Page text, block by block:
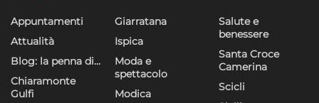
Appuntamenti
Attualità
Blog: la penna di…
Chiaramonte
Gulfi
Giarratana
Ispica
Moda e
spettacolo
Modica
Salute e
benessere
Santa Croce
Camerina
Scicli